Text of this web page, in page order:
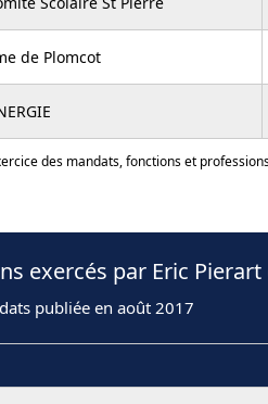
de Plomcot
des mandats, fonctions et
exercés par Eric Pierart
publiée en août 2017